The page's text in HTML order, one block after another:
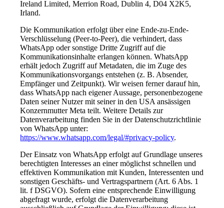
Ireland Limited, Merrion Road, Dublin 4, D04 X2K5,
Irland.
Die Kommunikation erfolgt über eine Ende-zu-Ende-
Verschlüsselung (Peer-to-Peer), die verhindert, dass
WhatsApp oder sonstige Dritte Zugriff auf die
Kommunikationsinhalte erlangen können. WhatsApp
erhält jedoch Zugriff auf Metadaten, die im Zuge des
Kommunikationsvorgangs entstehen (z. B. Absender,
Empfänger und Zeitpunkt). Wir weisen ferner darauf hin,
dass WhatsApp nach eigener Aussage, personenbezogene
Daten seiner Nutzer mit seiner in den USA ansässigen
Konzernmutter Meta teilt. Weitere Details zur
Datenverarbeitung finden Sie in der Datenschutzrichtlinie
von WhatsApp unter:
https://www.whatsapp.com/legal/#privacy-policy.
Der Einsatz von WhatsApp erfolgt auf Grundlage unseres
berechtigten Interesses an einer möglichst schnellen und
effektiven Kommunikation mit Kunden, Interessenten und
sonstigen Geschäfts- und Vertragspartnern (Art. 6 Abs. 1
lit. f DSGVO). Sofern eine entsprechende Einwilligung
abgefragt wurde, erfolgt die Datenverarbeitung